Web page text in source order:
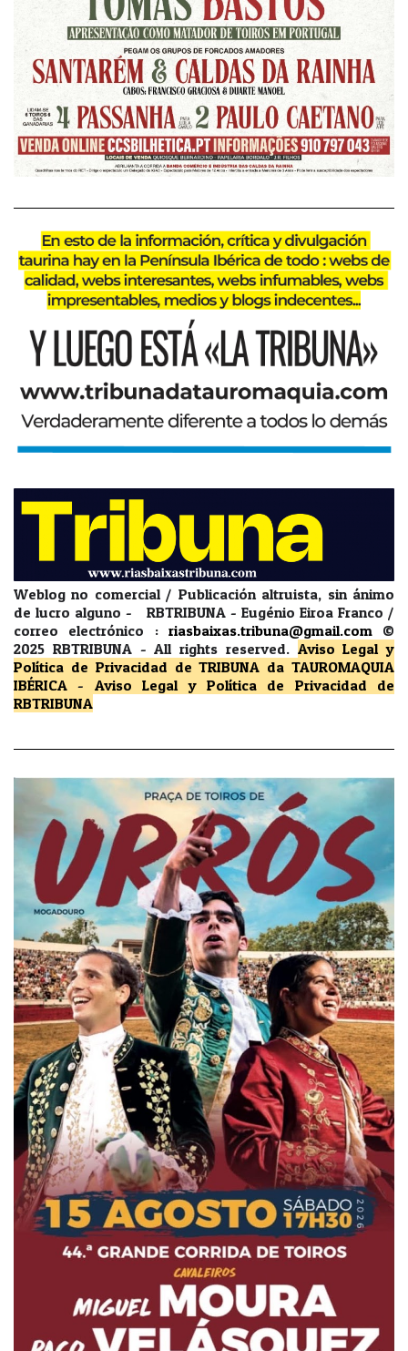
Weblog no comercial / Publicación altruista, sin ánimo
de lucro alguno - RBTRIBUNA - Eugénio Eiroa Franco /
correo electrónico : riasbaixas.tribuna@gmail.com
©
2025 RBTRIBUNA -All rights reserved. Aviso Legal y
Política de Privacidad de TRIBUNA da TAUROMAQUIA
IBÉRICA - Aviso Legal y Política de Privacidad
de
RBTRIBUNA